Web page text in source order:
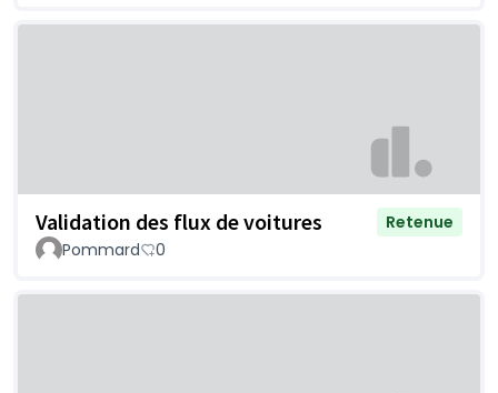
Validation des flux de voitures
Retenue
Pommard
0